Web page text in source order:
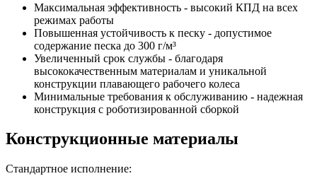
Максимальная эффективность - высокий КПД на всех
режимах работы
Повышенная устойчивость к песку - допустимое
содержание песка до 300 г/м³
Увеличенный срок службы - благодаря
высококачественным материалам и уникальной
конструкции плавающего рабочего колеса
Минимальные требования к обслуживанию - надежная
конструкция с роботизированной сборкой
Конструкционные материалы
Стандартное исполнение: